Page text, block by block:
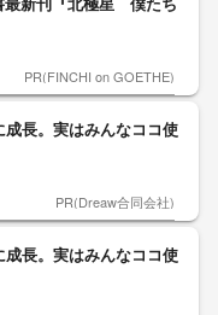
最新刊『北極星 僕たち
PR(FINCHI on GOETHE)
長。実はみんなココ使
PR(Dreaw合同会社)
長。実はみんなココ使